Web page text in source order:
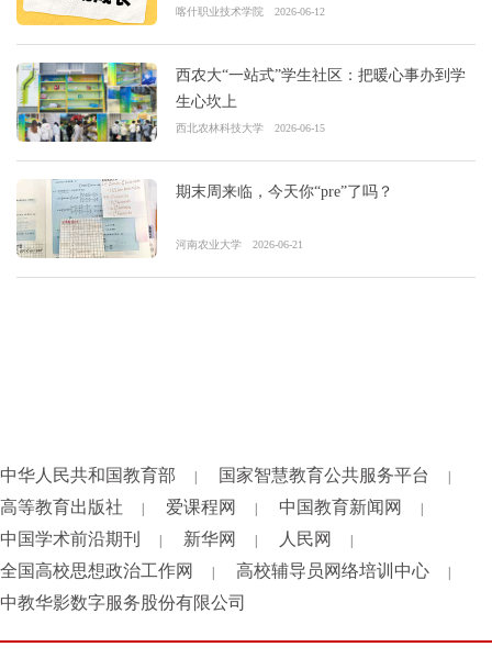
喀什职业技术学院 2026-06-12
西农大“一站式”学生社区：把暖心事办到学
生心坎上
西北农林科技大学 2026-06-15
期末周来临，今天你“pre”了吗？
河南农业大学 2026-06-21
中华人民共和国教育部 国家智慧教育公共服务平台
高等教育出版社 爱课程网 中国教育新闻网
中国学术前沿期刊 新华网 人民网
全国高校思想政治工作网 高校辅导员网络培训中心
中教华影数字服务股份有限公司